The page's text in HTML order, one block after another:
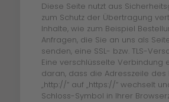
Diese Seite nutzt aus
zum Schutz der Übertragung
Inhalte, wie zum Beispiel
Anfragen, die Sie an uns als
senden, eine SSL- bzw. TLS-
Eine verschlüsselte Verbindung
daran, dass die Adresszeile des
„http://“ auf „https://“ wechselt
Schloss-Symbol in Ihrer